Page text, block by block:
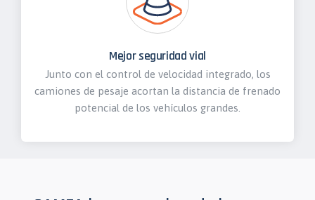
Mejor seguridad vial
Junto con el control de velocidad integrado, los
camiones de pesaje acortan la distancia de frenado
potencial de los vehículos grandes.